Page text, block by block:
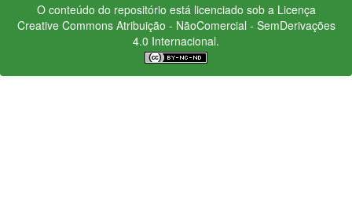
O conteúdo do repositório está licenciado sob a Licença
Creative CommonsAtribuição - NãoComercial - SemDerivações
4.0 Internacional.